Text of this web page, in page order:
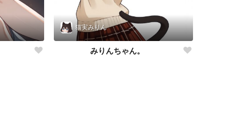
猫実みりん
みりんちゃん。